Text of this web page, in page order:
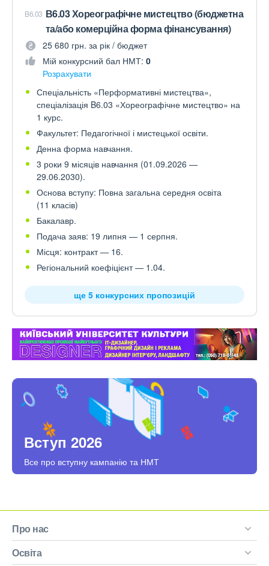
B6.03 В6.03 Хореографічне мистецтво (бюджетна
та/або комерційна форма фінансування)
25 680 грн. за рік / бюджет
Мій конкурсний бал НМТ: 0
Розрахувати
Спеціальність «Перформативні мистецтва»,
спеціалізація B6.03 «Хореографічне мистецтво» на
1 курс.
Факультет: Педагогічної і мистецької освіти.
Денна форма навчання.
3 роки 9 місяців навчання (01.09.2026 —
29.06.2030).
Основа вступу: Повна загальна середня освіта
(11 класів)
Бакалавр.
Подача заяв: 19 липня — 1 серпня.
Місця: контракт — 16.
Регіональний коефіцієнт — 1.04.
ще 5 конкурсних пропозицій
Вступ 2026
Все про вступну кампанію та НМТ
Про нас
Освіта